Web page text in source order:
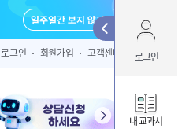
로그인 회원가입 고객센터 로그인
내 교과서
아이디